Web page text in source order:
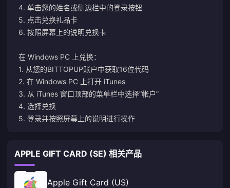
4. 单击您的姓名或侧边栏中的登录按钮
5. 点击兑换礼品卡
6. 按照屏幕上的说明兑换卡
在 Windows PC 上兑换：
1. 从您的BITTOPUP账户中获取16位代码
2. 在 Windows PC 上打开 iTunes
3. 从 iTunes 窗口顶部的菜单栏中选择“帐户”
4. 选择兑换
5. 登录并按照屏幕上的说明进行操作
APPLE GIFT CARD (SE) 相关产品
Apple Gift Card (US)